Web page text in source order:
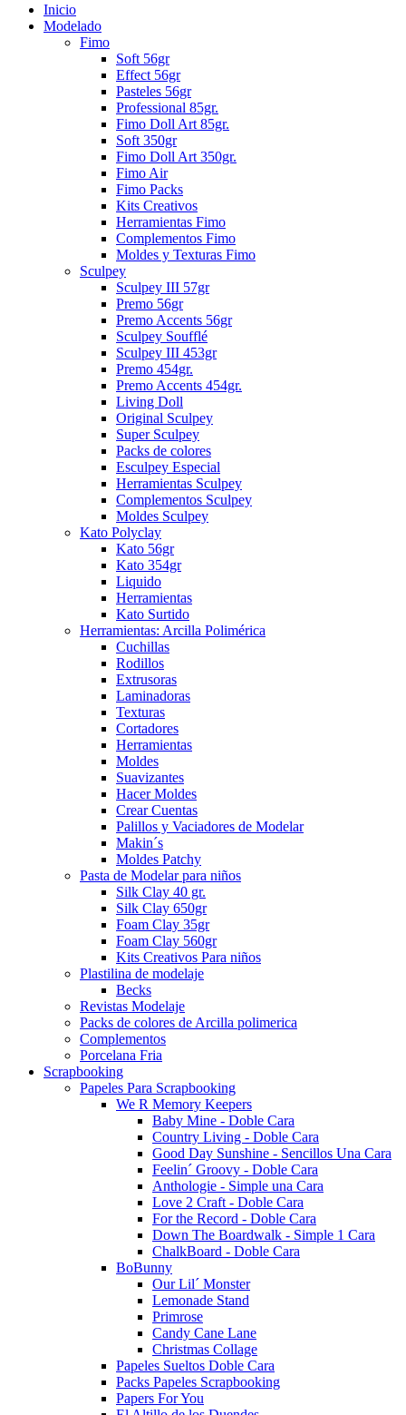
Inicio
Modelado
Fimo
Soft 56gr
Effect 56gr
Pasteles 56gr
Professional 85gr.
Fimo Doll Art 85gr.
Soft 350gr
Fimo Doll Art 350gr.
Fimo Air
Fimo Packs
Kits Creativos
Herramientas Fimo
Complementos Fimo
Moldes y Texturas Fimo
Sculpey
Sculpey III 57gr
Premo 56gr
Premo Accents 56gr
Sculpey Soufflé
Sculpey III 453gr
Premo 454gr.
Premo Accents 454gr.
Living Doll
Original Sculpey
Super Sculpey
Packs de colores
Esculpey Especial
Herramientas Sculpey
Complementos Sculpey
Moldes Sculpey
Kato Polyclay
Kato 56gr
Kato 354gr
Liquido
Herramientas
Kato Surtido
Herramientas: Arcilla Polimérica
Cuchillas
Rodillos
Extrusoras
Laminadoras
Texturas
Cortadores
Herramientas
Moldes
Suavizantes
Hacer Moldes
Crear Cuentas
Palillos y Vaciadores de Modelar
Makin´s
Moldes Patchy
Pasta de Modelar para niños
Silk Clay 40 gr.
Silk Clay 650gr
Foam Clay 35gr
Foam Clay 560gr
Kits Creativos Para niños
Plastilina de modelaje
Becks
Revistas Modelaje
Packs de colores de Arcilla polimerica
Complementos
Porcelana Fria
Scrapbooking
Papeles Para Scrapbooking
We R Memory Keepers
Baby Mine - Doble Cara
Country Living - Doble Cara
Good Day Sunshine - Sencillos Una Cara
Feelin´ Groovy - Doble Cara
Anthologie - Simple una Cara
Love 2 Craft - Doble Cara
For the Record - Doble Cara
Down The Boardwalk - Simple 1 Cara
ChalkBoard - Doble Cara
BoBunny
Our Lil´ Monster
Lemonade Stand
Primrose
Candy Cane Lane
Christmas Collage
Papeles Sueltos Doble Cara
Packs Papeles Scrapbooking
Papers For You